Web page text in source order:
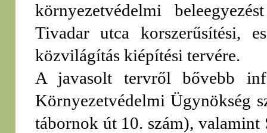
környezetvédelmi
Tivadar utca korszerűsítési,
közvilágítás kiépítési tervére.
A javasolt tervről bővebb
Környezetvédelmi Ügynökség
tábornok út 10. szám), valamint